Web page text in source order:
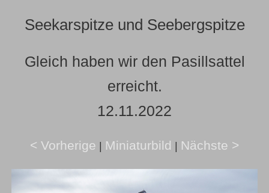
Seekarspitze und Seebergspitze
Gleich haben wir den Pasillsattel
erreicht.
12.11.2022
< Vorherige | Miniaturbild | Nächste >